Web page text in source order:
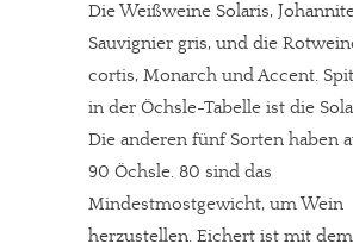
Die Weißweine Solaris,
Sauvignier gris, und die
cortis, Monarch und Accent.
in der Öchsle-Tabelle ist die
Die anderen fünf Sorten haben
90 Öchsle. 80 sind das
Mindestmostgewicht, um Wein
herzustellen. Eichert ist mit dem